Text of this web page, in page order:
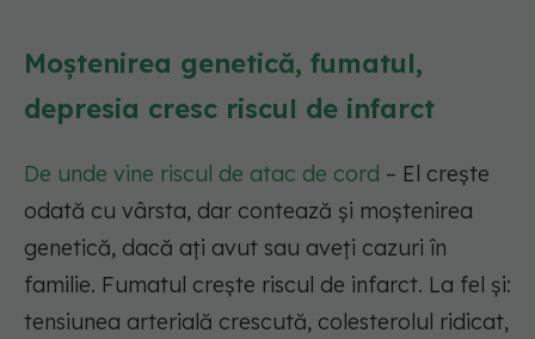
Moștenirea genetică, fumatul,
depresia cresc riscul de infarct
De unde vine riscul de atac de cord – El crește
odată cu vârsta, dar contează și moștenirea
genetică, dacă ați avut sau aveți cazuri în
familie. Fumatul crește riscul de infarct. La fel și:
tensiunea arterială crescută, colesterolul ridicat,